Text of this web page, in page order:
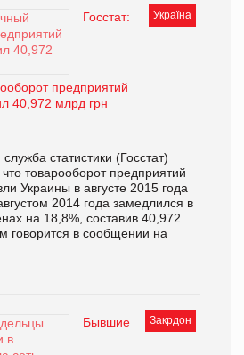
Україна
Госстат:
предприятий
40,972 млрд грн
статистики (Госстат)
товарооборот предприятий
Украины в августе 2015 года
2014 года замедлился в
на 18,8%, составив 40,972
говорится в сообщении на
Закрдон
Бывшие